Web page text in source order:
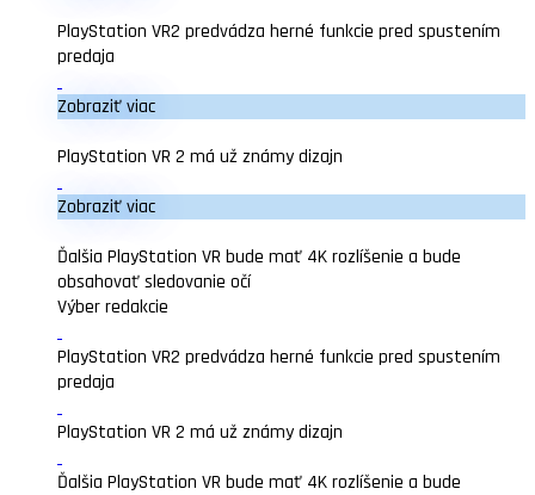
PlayStation VR2 predvádza herné funkcie pred spustením
predaja
Zobraziť viac
PlayStation VR 2 má už známy dizajn
Zobraziť viac
Ďalšia PlayStation VR bude mať 4K rozlíšenie a bude
obsahovať sledovanie očí
Výber redakcie
PlayStation VR2 predvádza herné funkcie pred spustením
predaja
PlayStation VR 2 má už známy dizajn
Ďalšia PlayStation VR bude mať 4K rozlíšenie a bude